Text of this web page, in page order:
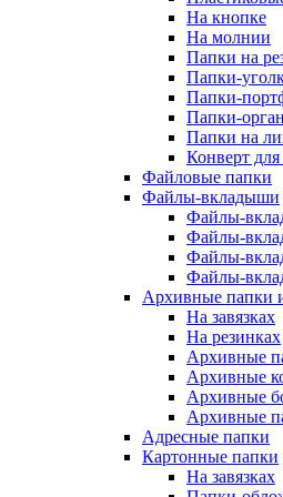
На кнопке
На молнии
Папки на
Папки-
Папки-
Папки-
Папки на
Конверт
Файловые папки
Файлы-вкладыши
Файлы-
Файлы-
Файлы-
Файлы-
Архивные папки
На завязках
На резинках
Архивные
Архивные
Архивные
Архивные
Адресные папки
Картонные папки
На завязках